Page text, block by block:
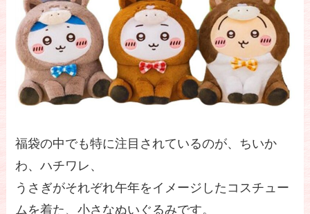
福袋の中でも特に注目されているのが、ちいか
わ、ハチワレ、
うさぎがそれぞれ午年をイメージしたコスチュー
ムを着た、小さなぬいぐるみです。